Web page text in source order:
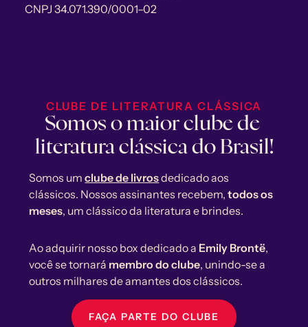
CLUBE DE LITERATURA CLÁSSICA
Somos o maior clube de
literatura clássica do Brasil!
Somos um clube de livrosdedicado aos
clássicos. Nossos assinantes recebem, todos os
meses, um clássico da literatura e brindes.
Ao adquirir nosso box dedicado a Emily Brontë,
você se tornará membro do clube, unindo-se a
outros milhares de amantes dos clássicos.
FAÇA PARTE DO CLUBE
CNPJ 34.071.390/0001–02